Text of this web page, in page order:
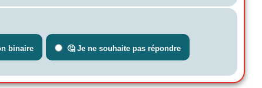
binaire 🤔 Je ne souhaite pas répondre